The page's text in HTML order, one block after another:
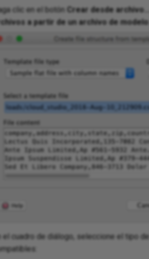
clic en el botón Crear desde archivo...
a partir de un archivo de modelo
el cuadro de diálogo, seleccione el tipo